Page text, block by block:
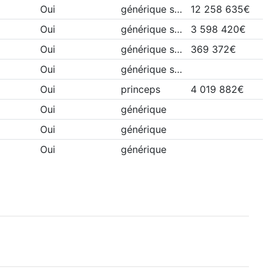
Oui générique s…
12 258 635€
Oui
générique s…
3 598 420€
Oui
générique s…
369 372€
Oui
générique s…
Oui
princeps
4 019 882€
Oui
générique
Oui
générique
Oui
générique